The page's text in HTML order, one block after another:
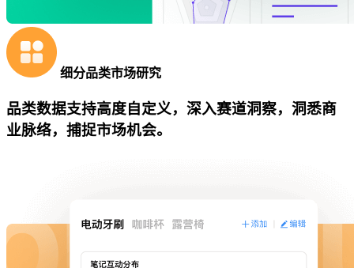
细分品类市场研究
品类数据支持高度自定义，深入赛道洞察，洞悉商
业脉络，捕捉市场机会。